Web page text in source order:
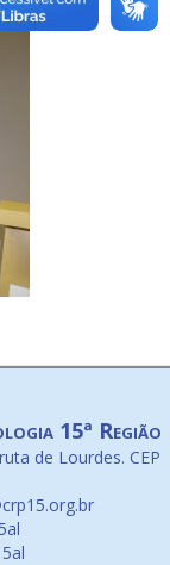
15ª Região
de Lourdes. CEP